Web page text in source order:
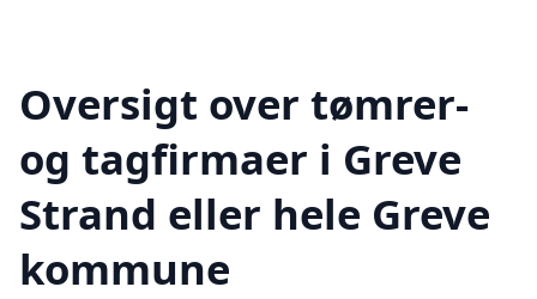
Oversigt over tømrer-
og tagfirmaer i Greve
Strand eller hele Greve
kommune